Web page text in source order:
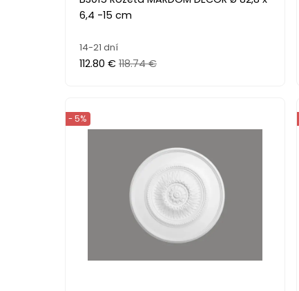
6,4 -15 cm
14-21 dní
112.80 € 118.74 €
- 5%